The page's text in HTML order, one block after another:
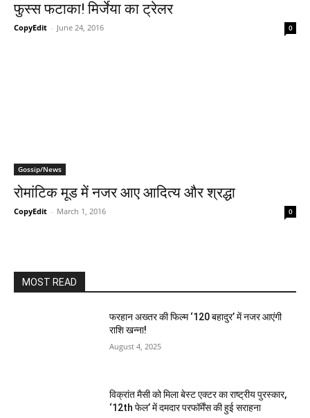
फुस्‍स फटाका! मिर्जेया का ट्रेलर
CopyEdit - June 24, 2016 0
Gossip/News
रोमांटिक मूड में नजर आए आदित्य और श्रद्धा
CopyEdit - March 1, 2016 0
MOST READ
फरहान अख्तर की फिल्म ‘120 बहादुर’ में नजर आएंगी
राशि खन्ना!
August 4, 2025
विक्रांत मैसी को मिला बेस्ट एक्टर का राष्ट्रीय पुरस्कार,
‘12th फेल’ में दमदार परफॉर्मेंस की हुई सराहना